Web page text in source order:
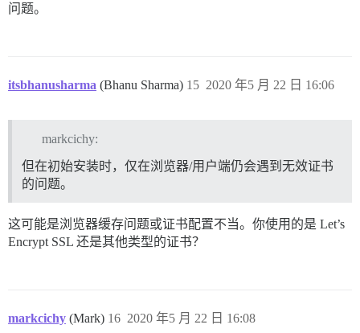
问题。
itsbhanusharma (Bhanu Sharma) 2020 年5 月 22 日 16:06
15
markcichy:
但在初始安装时，仅在浏览器/用户端仍会遇到无效证书
的问题。
这可能是浏览器缓存问题或证书配置不当。你使用的是 Let’s
Encrypt SSL 还是其他类型的证书？
markcichy (Mark) 2020 年5 月 22 日 16:08
16